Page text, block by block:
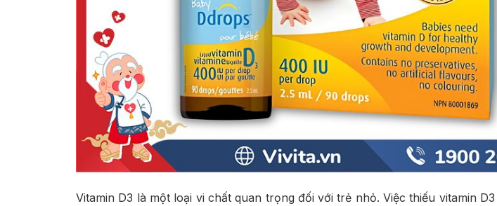
Vitamin D3 là một loại vi chất quan trọng đối với trẻ nhỏ. Việc thiếu vitamin